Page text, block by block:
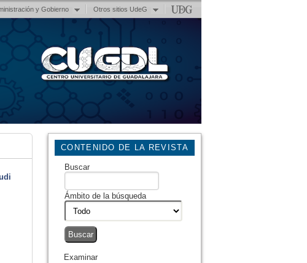
y Gobierno Otros sitios UdeG
CONTENIDO DE LA REVISTA
Buscar
Ámbito de la búsqueda
Examinar